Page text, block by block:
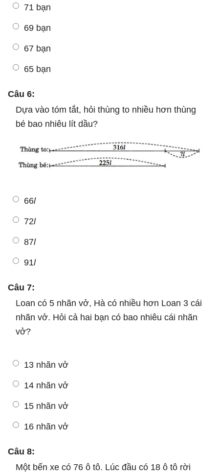
71 bạn
69 bạn
67 bạn
65 bạn
Câu 6:
Dựa vào tóm tắt, hỏi thùng to nhiều hơn thùng
bé bao nhiêu lít dầu?
66l
72l
87l
91l
Câu 7:
Loan có 5 nhãn vở, Hà có nhiều hơn Loan 3 cái
nhãn vở. Hỏi cả hai bạn có bao nhiêu cái nhãn
vở?
13 nhãn vở
14 nhãn vở
15 nhãn vở
16 nhãn vở
Câu 8:
Một bến xe có 76 ô tô. Lúc đầu có 18 ô tô rời